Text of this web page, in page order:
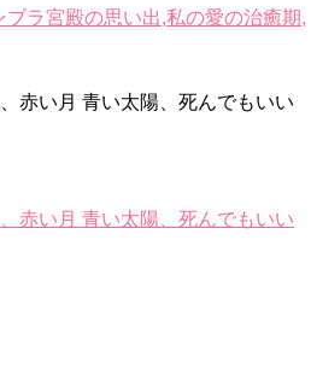
ラ宮殿の思い出,私の愛の治癒期,
赤い月 青い太陽、死んでもいい
赤い月 青い太陽、死んでもいい